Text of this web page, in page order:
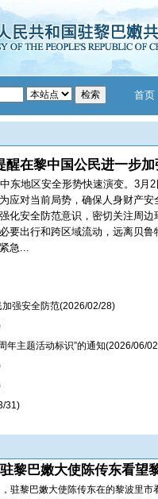
首页
醒在黎中国公民进一步
东地区安全形势快速演变。3月
应对当前局势，确保人身财产
化安全防范意识，密切关注周
要出行和跨区域流动，远离贝
急...
强安全防范(2026/02/28)
年主题活动标识”的通知(2026/06/
31)
驻黎巴嫩大使陈传东看望
黎巴嫩大使陈传东在的黎波里市